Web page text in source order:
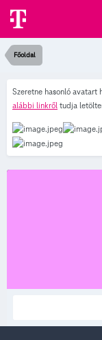
Főoldal
Szeretne hasonló avatart
alábbi linkről tudja